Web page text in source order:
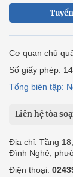
Cơ quan chủ
Số giấy phép:
Tổng biên tập:
Liên hệ tòa
Địa chỉ: Tầng
Đình Nghệ,
Điện thoại: